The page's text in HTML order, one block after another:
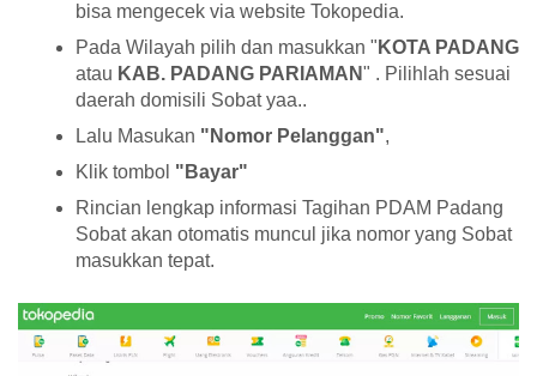
bisa mengecek via website Tokopedia.
Pada Wilayah pilih dan masukkan " KOTA PADANG
atau KAB. PADANG PARIAMAN" . Pilihlah sesuai
daerah domisili Sobat yaa..
Lalu Masukan "Nomor Pelanggan",
Klik tombol "Bayar"
Rincian lengkap informasi Tagihan PDAM Padang
Sobat akan otomatis muncul jika nomor yang Sobat
masukkan tepat.